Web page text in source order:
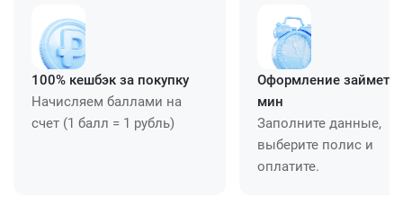
100% кешбэк за покупку
Начисляем баллами на
счет (1 балл = 1 рубль)
Оформление займет
мин
Заполните данные,
выберите полис и
оплатите.